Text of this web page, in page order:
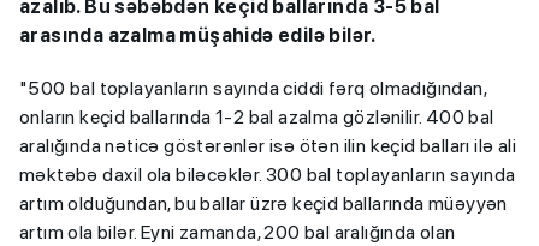
azalıb. Bu səbəbdən keçid ballarında 3-5 bal
arasında azalma müşahidə edilə bilər.
"500 bal toplayanların sayında ciddi fərq olmadığından,
onların keçid ballarında 1-2 bal azalma gözlənilir. 400 bal
aralığında nəticə göstərənlər isə ötən ilin keçid balları ilə ali
məktəbə daxil ola biləcəklər. 300 bal toplayanların sayında
artım olduğundan, bu ballar üzrə keçid ballarında müəyyən
artım ola bilər. Eyni zamanda, 200 bal aralığında olan